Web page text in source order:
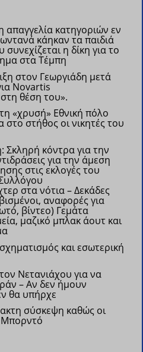
κατηγοριών εν
κάηκαν τα παιδιά
συνεχίζεται η δίκη για το
στα Τέμπη
στον Γεωργιάδη μετά
Novartis
θέση του».
«χρυσή» Εθνική πόλο
στο στήθος οι νικητές του
Σκληρή κόντρα για την
για την άμεση
στις εκλογές του
στα νότια – Δεκάδες
αναφορές για
βίντεο) Γεμάτα
μαζικό μπλακ άουτ και
και εσωτερική
Νετανιάχου για να
– Αν δεν ήμουν
θα υπήρχε
σύσκεψη καθώς οι
Μπορντό